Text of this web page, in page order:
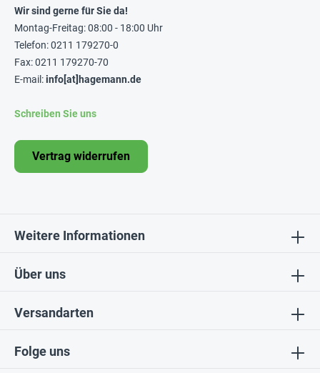
Folge uns
Über uns
Wir sind gerne für Sie da!
Montag-Freitag: 08:00 - 18:00 Uhr
Telefon: 0211 179270-0
Fax: 0211 179270-70
E-mail:info[at]hagemann.de
Schreiben Sie uns
Vertrag widerrufen
Weitere Informationen
Versandarten